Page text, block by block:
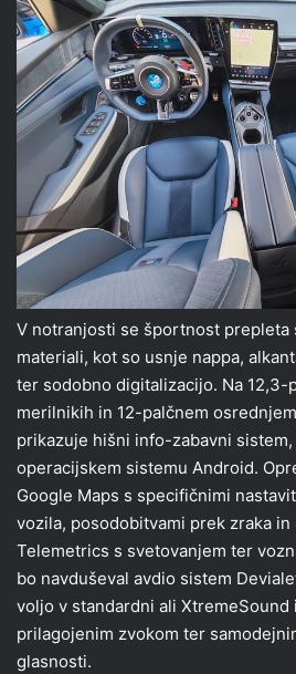
V notranjosti se športnost prepleta
materiali, kot so usnje nappa,
ter sodobno digitalizacijo. Na 12,3-
merilnikih in 12-palčnem
prikazuje hišni info-zabavni
operacijskem sistemu Android.
Google Maps s specifičnimi
vozila, posodobitvami prek zraka
Telemetrics s svetovanjem ter
bo navduševal avdio sistem
voljo v standardni ali
prilagojenim zvokom ter
glasnosti.